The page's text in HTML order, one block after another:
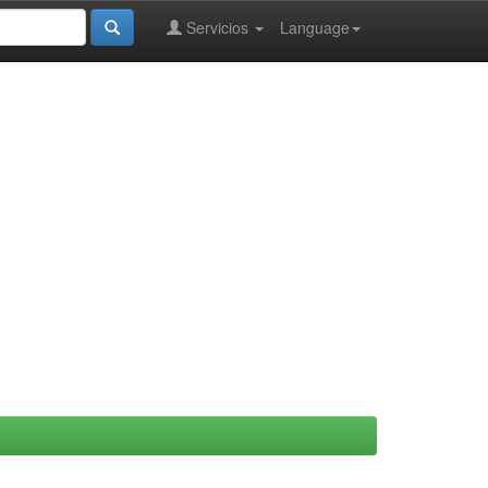
Language
Servicios